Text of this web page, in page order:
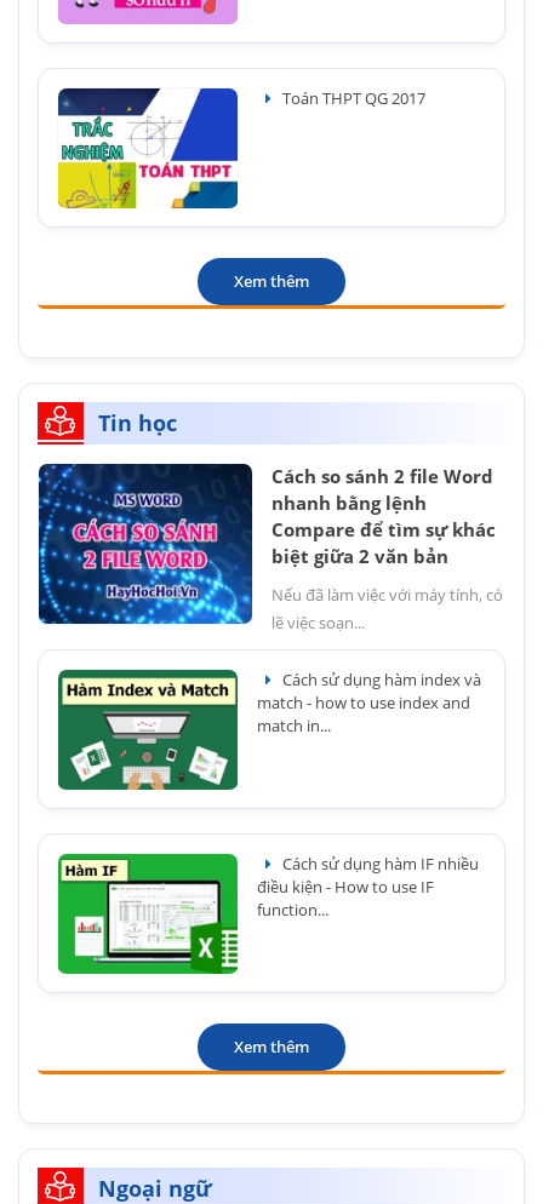
Toán THPT QG 2017
Xem thêm
Tin học
Cách so sánh 2 file Word
nhanh bằng lệnh
Compare để tìm sự khác
biệt giữa 2 văn bản
Nếu đã làm việc với máy tính, có
lẽ việc soạn...
Cách sử dụng hàm index và
match - how to use index and
match in...
Cách sử dụng hàm IF nhiều
điều kiện - How to use IF
function...
Xem thêm
Ngoại ngữ